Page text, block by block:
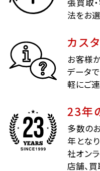
張買取
法をお
カス
お客様
データ
軽にご連
23年
多数の
年とな
社オン
店舗、